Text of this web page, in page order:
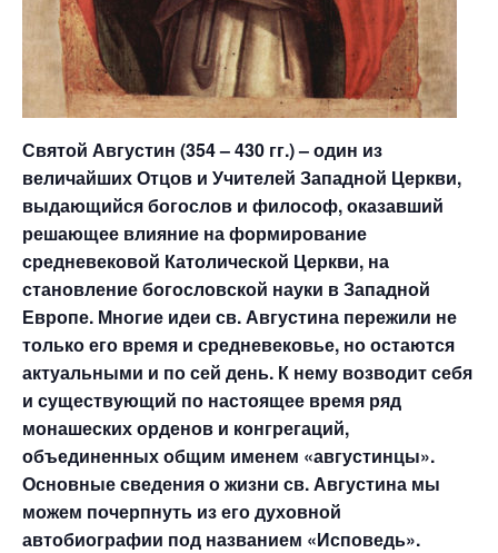
Святой Августин (354 – 430 гг.) – один из
величайших Отцов и Учителей Западной Церкви,
выдающийся богослов и философ, оказавший
решающее влияние на формирование
средневековой Католической Церкви, на
становление богословской науки в Западной
Европе. Многие идеи св. Августина пережили не
только его время и средневековье, но остаются
актуальными и по сей день. К нему возводит себя
и существующий по настоящее время ряд
монашеских орденов и конгрегаций,
объединенных общим именем «августинцы».
Основные сведения о жизни св. Августина мы
можем почерпнуть из его духовной
автобиографии под названием «Исповедь».